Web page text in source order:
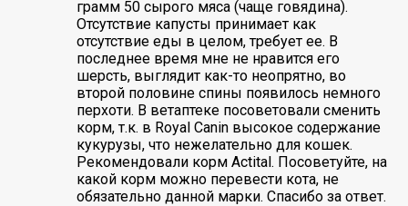
грамм 50 сырого мяса (чаще говядина).
Отсутствие капусты принимает как
отсутствие еды в целом, требует ее. В
последнее время мне не нравится его
шерсть, выглядит как-то неопрятно, во
второй половине спины появилось немного
перхоти. В ветаптеке посоветовали сменить
корм, т.к. в Royal Canin высокое содержание
кукурузы, что нежелательно для кошек.
Рекомендовали корм Actital. Посоветуйте, на
какой корм можно перевести кота, не
обязательно данной марки. Спасибо за ответ.